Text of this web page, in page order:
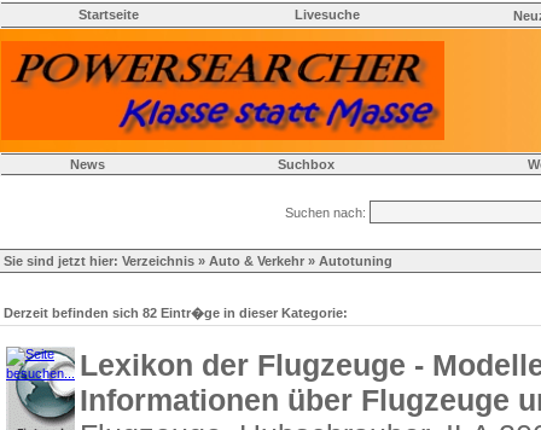
Startseite Livesuche
News Suchbox
Suchen nach:
Sie sind jetzt hier: Verzeichnis » Auto & Verkehr » Autotuning
Derzeit befinden sich 82 Eintr�ge in dieser Kategorie:
Lexikon der Flugzeuge -
Informationen über Flugzeuge